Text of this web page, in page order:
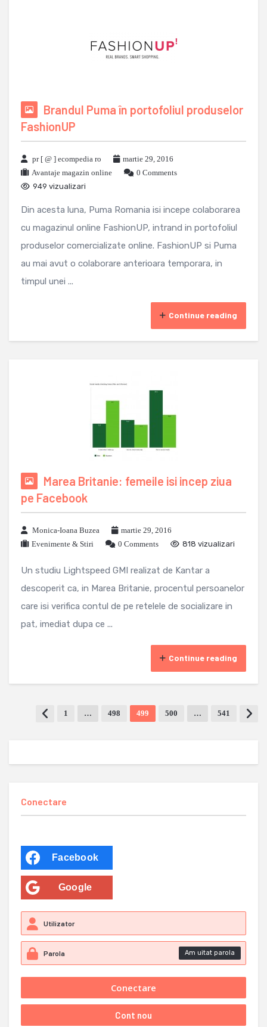
Brandul Puma în portofoliul produselor
FashionUP
pr [ @ ] ecompedia ro
martie 29, 2016
Avantaje magazin online
0 Comments
949 vizualizari
Din acesta luna, Puma Romania isi incepe colaborarea
cu magazinul online FashionUP, intrand in portofoliul
produselor comercializate online. FashionUP si Puma
au mai avut o colaborare anterioara temporara, in
timpul unei ...
Continue reading
Marea Britanie: femeile isi incep ziua
pe Facebook
Monica-Ioana Buzea
martie 29, 2016
Evenimente & Stiri
0 Comments 818 vizualizari
Un studiu Lightspeed GMI realizat de Kantar a
descoperit ca, in Marea Britanie, procentul persoanelor
care isi verifica contul de pe retelele de socializare in
pat, imediat dupa ce ...
Continue reading
1 … 498 499 500 … 541
Conectare
Facebook
Google
Am uitat parola